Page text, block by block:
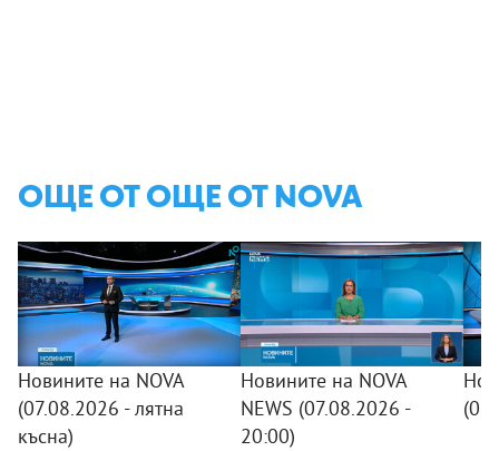
ОЩЕ ОТ ОЩЕ ОТ NOVA
Новините на NOVA
(07.08.2026 - лятна
късна)
Новините на NOVA
NEWS (07.08.2026 -
20:00)